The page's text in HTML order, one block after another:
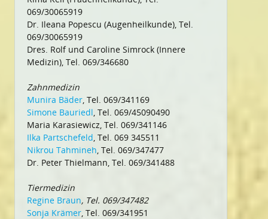
069/30065919
Dr. Ileana Popescu (Augenheilkunde), Tel.
069/30065919
Dres. Rolf und Caroline Simrock (Innere
Medizin), Tel. 069/346680
Zahnmedizin
Munira Bäder , Tel. 069/341169
Simone Bauriedl , Tel. 069/45090490
Maria Karasiewicz, Tel. 069/341146
Ilka Partschefeld , Tel. 069 345511
Nikrou Tahmineh , Tel. 069/347477
Dr. Peter Thielmann, Tel. 069/341488
Tiermedizin
Regine Braun, Tel. 069/347482
Sonja Krämer , Tel. 069/341951